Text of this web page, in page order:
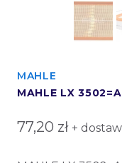
MAHLE
MAHLE LX
77,20 zł +